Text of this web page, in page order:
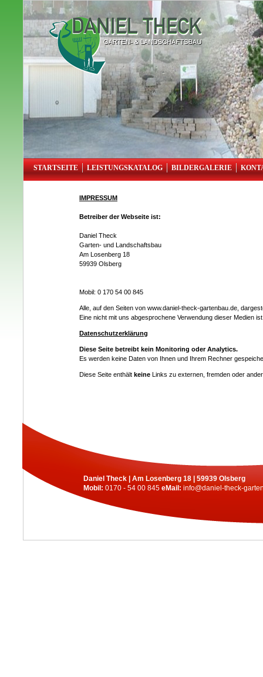
STARTSEITE LEISTUNGSKATALOG BILDERGALERIE
IMPRESSUM
Betreiber der Webseite ist:
Daniel Theck
Garten- und Landschaftsbau
Am Losenberg 18
59939 Olsberg
Mobil: 0 170 54 00 845
Alle, auf den Seiten von www.daniel-theck-gartenbau.de,
Eine nicht mit uns abgesprochene Verwendung dieser Medien
Datenschutzerklärung
Diese Seite betreibt kein Monitoring oder Analytics.
Es werden keine Daten von Ihnen und Ihrem Rechner
Diese Seite enthält keine Links zu externen, fremden oder
Daniel Theck | Am Losenberg 18 | 59939 Olsberg
Mobil: 0170 - 54 00 845 eMail: info@daniel-theck-